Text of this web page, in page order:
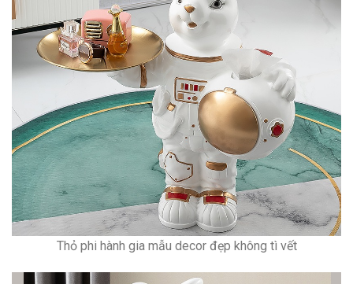
Thỏ phi hành gia mẫu decor đẹp không tì vết